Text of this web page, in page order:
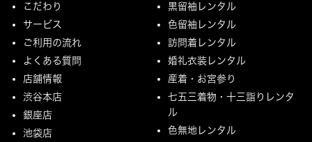
こだわり
サービス
ご利用の流れ
よくある質問
店舗情報
渋谷本店
銀座店
池袋店
黒留袖レンタル
色留袖レンタル
訪問着レンタル
婚礼衣装レンタル
産着・お宮参り
七五三着物・十三詣りレンタ
ル
色無地レンタル